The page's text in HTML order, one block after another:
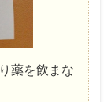
薬を飲まな